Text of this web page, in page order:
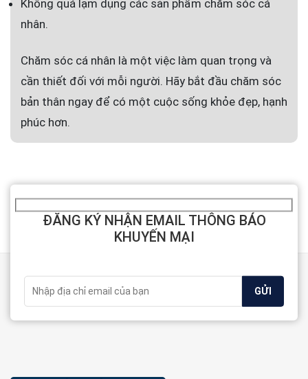
Không quá lạm dụng các sản phẩm chăm sóc cá
nhân.
Chăm sóc cá nhân là một việc làm quan trọng và
cần thiết đối với mỗi người. Hãy bắt đầu chăm sóc
bản thân ngay để có một cuộc sống khỏe đẹp, hạnh
phúc hơn.
ĐĂNG KÝ NHẬN EMAIL THÔNG BÁO
KHUYẾN MẠI